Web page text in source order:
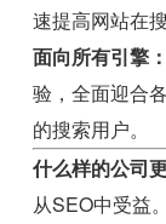
速提高网站在
面向所有引擎：
验，全面迎合
的搜索用户。
什么样的公司
从SEO中受益